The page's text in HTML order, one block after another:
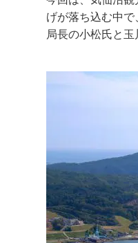
げが落ち込む中
局長の小松氏と